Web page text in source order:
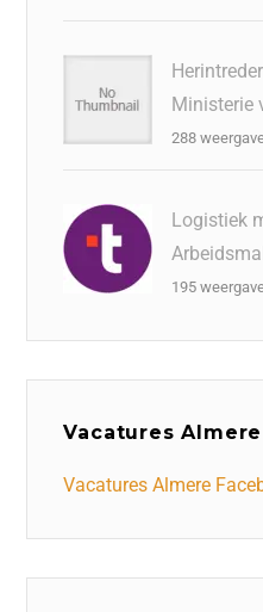
Ministerie
288
Logistiek
195
Vacatures
Vacatures Almere